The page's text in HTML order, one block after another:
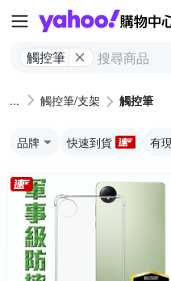
觸控筆
觸控筆/支架 觸控筆
品牌 快速到貨 有